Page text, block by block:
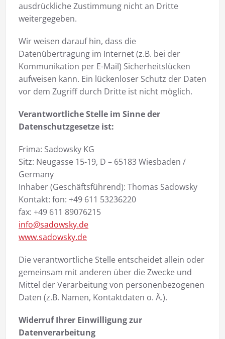
ausdrückliche Zustimmung nicht an Dritte
weitergegeben.
Wir weisen darauf hin, dass die
Datenübertragung im Internet (z.B. bei der
Kommunikation per E-Mail) Sicherheitslücken
aufweisen kann. Ein lückenloser Schutz der Daten
vor dem Zugriff durch Dritte ist nicht möglich.
Verantwortliche Stelle im Sinne der
Datenschutzgesetze ist:
Frima: Sadowsky KG
Sitz: Neugasse 15-19, D – 65183 Wiesbaden /
Germany
Inhaber (Geschäftsführend): Thomas Sadowsky
Kontakt: fon: +49 611 53236220
fax: +49 611 89076215
info@sadowsky.de
www.sadowsky.de
Die verantwortliche Stelle entscheidet allein oder
gemeinsam mit anderen über die Zwecke und
Mittel der Verarbeitung von personenbezogenen
Daten (z.B. Namen, Kontaktdaten o. Ä.).
Widerruf Ihrer Einwilligung zur
Datenverarbeitung